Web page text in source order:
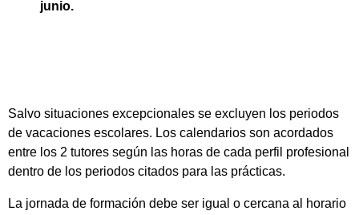
junio.
Salvo situaciones excepcionales se excluyen los periodos
de vacaciones escolares. Los calendarios son acordados
entre los 2 tutores según las horas de cada perfil profesional
dentro de los periodos citados para las prácticas.
La jornada de formación debe ser igual o cercana al horario